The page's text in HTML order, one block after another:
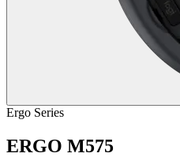
Ergo Series
ERGO M575